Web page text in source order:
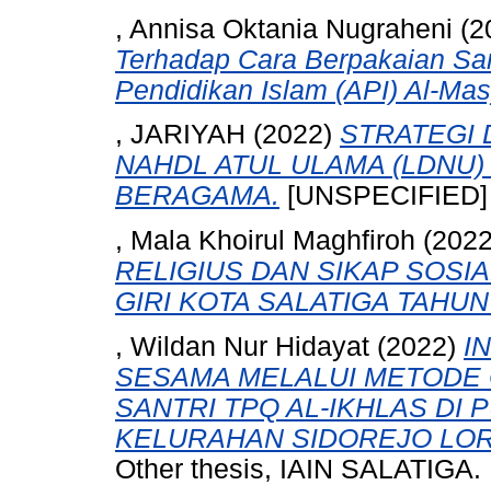
, Annisa Oktania Nugraheni
Terhadap Cara Berpakaian
Pendidikan Islam (API) Al-
, JARIYAH (2022) STRATEGI
NAHDL ATUL ULAMA
BERAGAMA. [UNSPECIFIED]
, Mala Khoirul Maghfiroh
RELIGIUS DAN SIKAP
GIRI KOTA SALATIGA
, Wildan Nur Hidayat (2022)
SESAMA MELALUI
SANTRI TPQ AL-IKHLAS DI
KELURAHAN SIDOREJO
Other thesis, IAIN SALATIGA.